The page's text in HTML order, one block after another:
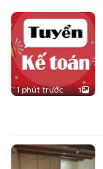
1 phút trước 1